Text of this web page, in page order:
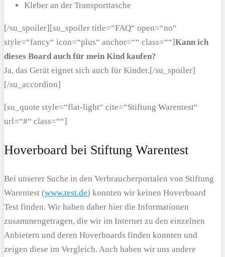
Kleber an der Transporttasche
[/su_spoiler][su_spoiler title=“FAQ“ open=“no“
style=“fancy“ icon=“plus“ anchor=““ class=““]Kann ich
dieses Board auch für mein Kind kaufen?
Ja, das Gerät eignet sich auch für Kinder.[/su_spoiler]
[/su_accordion]
[su_quote style=“flat-light“ cite=“Stiftung Warentest“
url=“#“ class=““]
Hoverboard bei Stiftung Warentest
Bei unserer Suche in den Verbraucherportalen von Stiftung
Warentest (www.test.de) konnten wir keinen Hoverboard
Test finden. Wir haben daher hier die Informationen
zusammengetragen, die wir im Internet zu den einzelnen
Anbietern und deren Hoverboards finden konnten und
zeigen diese im Vergleich. Auch haben wir uns andere